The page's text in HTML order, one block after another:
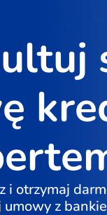
i otrzymaj
z